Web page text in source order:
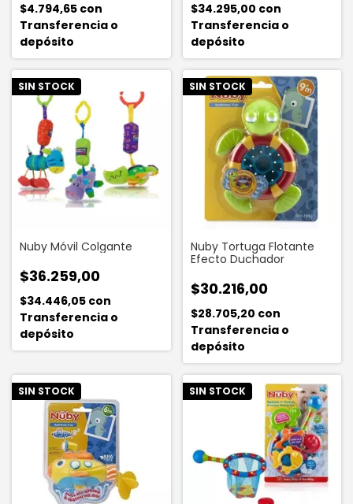
$4.794,65 con
Transferencia o
depósito
$34.295,00 con
Transferencia o
depósito
SIN STOCK
Nuby Móvil Colgante
$36.259,00
$34.446,05 con
Transferencia o
depósito
SIN STOCK
Nuby Tortuga Flotante
Efecto Duchador
$30.216,00
$28.705,20 con
Transferencia o
depósito
SIN STOCK SIN STOCK